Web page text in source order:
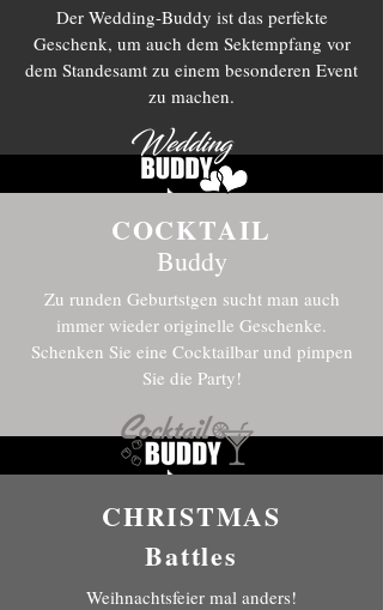
Der Wedding-Buddy ist das perfekte
Geschenk, um auch dem Sektempfang vor
dem Standesamt zu einem besonderen Event
zu machen.
COCKTAIL
Buddy
Zu runden Geburtstgen sucht man auch
immer wieder originelle Geschenke.
Schenken Sie eine Cocktailbar und pimpen
Sie die Party!
CHRISTMAS
Battles
Weihnachtsfeier mal anders!